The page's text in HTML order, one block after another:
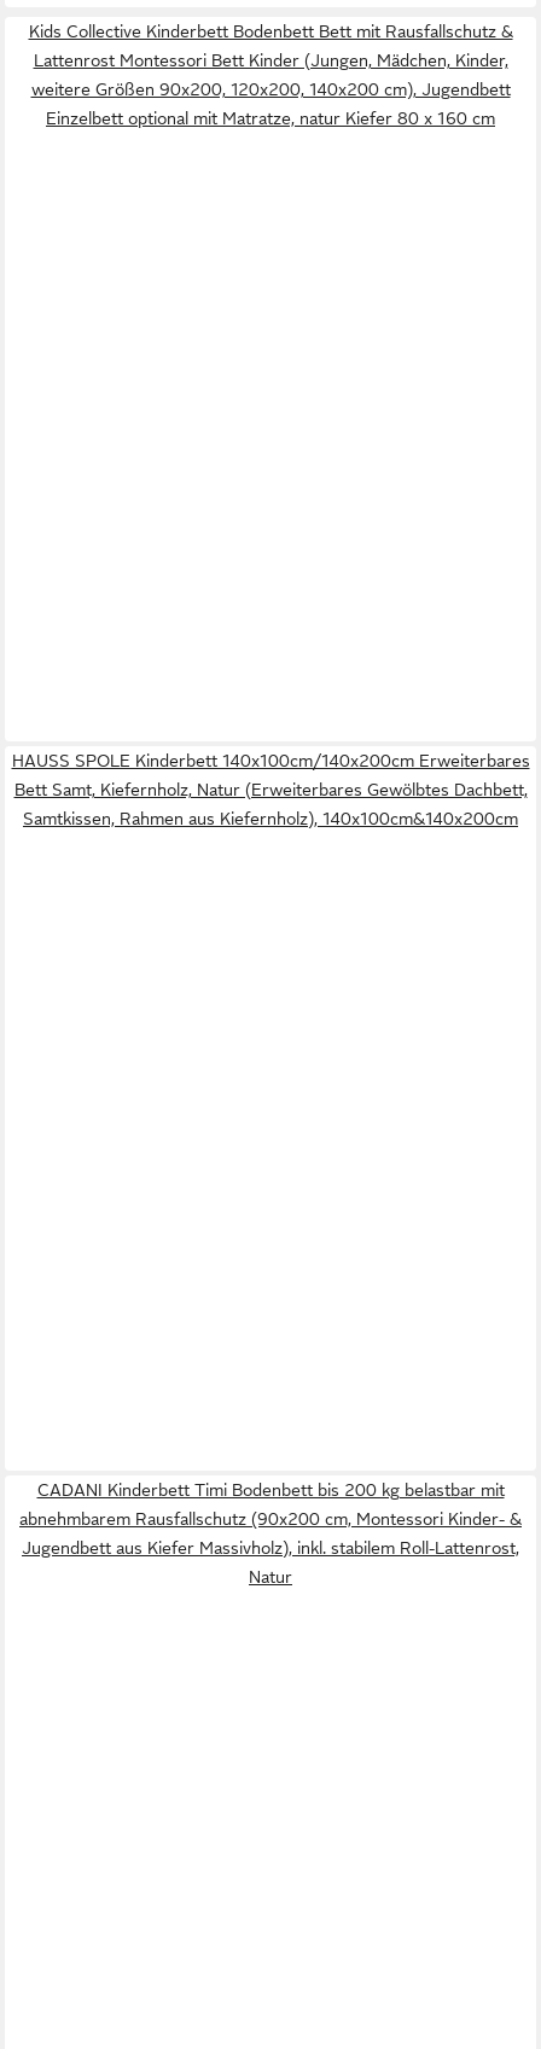
Kids Collective Kinderbett Bodenbett Bett mit Rausfallschutz &
Lattenrost Montessori Bett Kinder (Jungen, Mädchen, Kinder,
weitere Größen 90x200, 120x200, 140x200 cm), Jugendbett
Einzelbett optional mit Matratze, natur Kiefer 80 x 160 cm
HAUSS SPOLE Kinderbett 140x100cm/140x200cm Erweiterbares
Bett Samt, Kiefernholz, Natur (Erweiterbares Gewölbtes Dachbett,
Samtkissen, Rahmen aus Kiefernholz), 140x100cm&140x200cm
CADANI Kinderbett Timi Bodenbett bis 200 kg belastbar mit
abnehmbarem Rausfallschutz (90x200 cm, Montessori Kinder- &
Jugendbett aus Kiefer Massivholz), inkl. stabilem Roll-Lattenrost,
Natur